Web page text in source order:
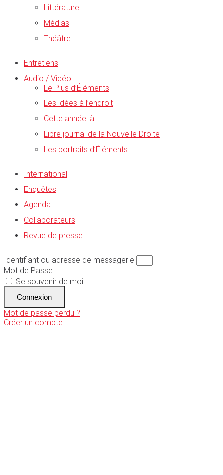
Littérature
Médias
Théâtre
Entretiens
Audio / Vidéo
Le Plus d’Éléments
Les idées à l’endroit
Cette année là
Libre journal de la Nouvelle Droite
Les portraits d’Éléments
International
Enquêtes
Agenda
Collaborateurs
Revue de presse
Identifiant ou adresse de messagerie
Mot de Passe
Se souvenir de moi
Connexion
Mot de passe perdu ?
Créer un compte